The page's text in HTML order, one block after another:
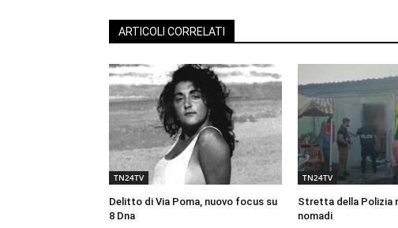
ARTICOLI CORRELATI
TN24TV
Delitto di Via Poma, nuovo focus su
8 Dna
TN24TV
Stretta della Polizia
nomadi